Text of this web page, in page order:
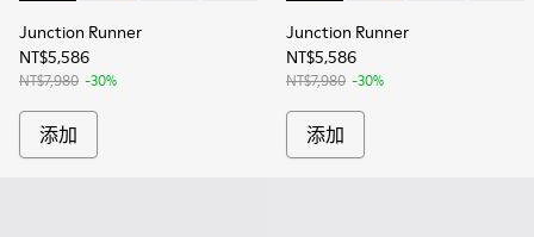
Junction Runner
NT$5,586
NT$7,980 -30%
添加
Junction Runner
NT$5,586
NT$7,980 -30%
添加